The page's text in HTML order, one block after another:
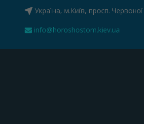
Україна, м.Київ, просп.
info@horoshostom.kiev.ua